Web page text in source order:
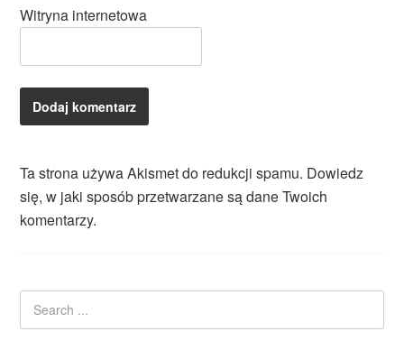
Witryna internetowa
Ta strona używa Akismet do redukcji spamu. Dowiedz
się, w jaki sposób przetwarzane są dane Twoich
komentarzy.